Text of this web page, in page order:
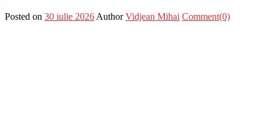
Posted on 30 iulie 2026 Author Vidjean Mihai Comment(0)